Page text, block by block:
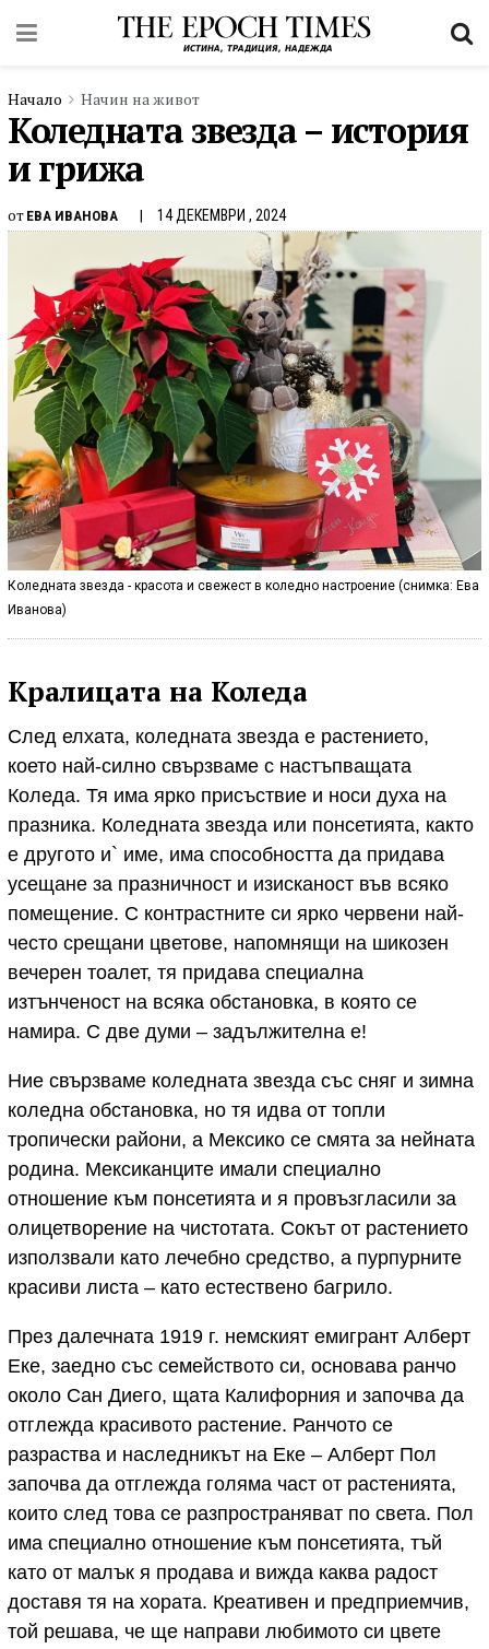
Начало Начин на живот
Коледната звезда – история
и грижа
от ЕВА ИВАНОВА 14 ДЕКЕМВРИ , 2024
Коледната звезда - красота и свежест в коледно настроение (снимка: Ева
Иванова)
Кралицата на Коледа
След елхата, коледната звезда е растението,
което най-силно свързваме с настъпващата
Коледа. Тя има ярко присъствие и носи духа на
празника. Коледната звезда или понсетията, както
е другото и` име, има способността да придава
усещане за празничност и изисканост във всяко
помещение. С контрастните си ярко червени най-
често срещани цветове, напомнящи на шикозен
вечерен тоалет, тя придава специална
изтънченост на всяка обстановка, в която се
намира. С две думи – задължителна е!
Ние свързваме коледната звезда със сняг и зимна
коледна обстановка, но тя идва от топли
тропически райони, а Мексико се смята за нейната
родина. Мексиканците имали специално
отношение към понсетията и я провъзгласили за
олицетворение на чистотата. Сокът от растението
използвали като лечебно средство, а пурпурните
красиви листа – като естествено багрило.
През далечната 1919 г. немският емигрант Алберт
Еке, заедно със семейството си, основава ранчо
около Сан Диего, щата Калифорния и започва да
отглежда красивото растение. Ранчото се
разраства и наследникът на Еке – Алберт Пол
започва да отглежда голяма част от растенията,
които след това се разпространяват по света. Пол
има специално отношение към понсетията, тъй
като от малък я продава и вижда каква радост
доставя тя на хората. Креативен и предприемчив,
той решава, че ще направи любимото си цвете